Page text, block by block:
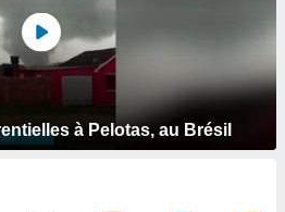
à Pelotas, au Brésil